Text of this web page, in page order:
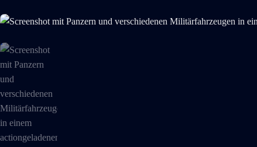
Screenshot mit Panzern und verschiedenen Militärfahrzeugen in